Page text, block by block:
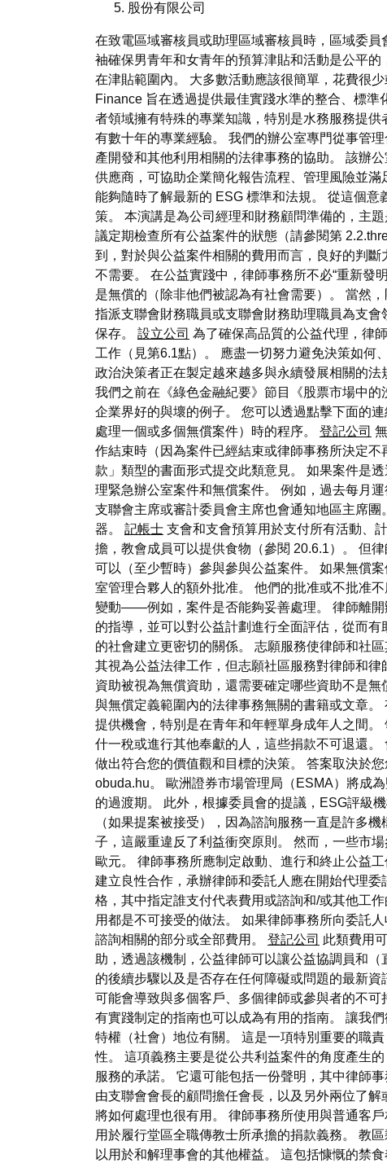
股份有限公司
在致電區域審核員或助理區域審核員時，區域委
袖確保男青年和女青年的預算津貼和活動是公平的
在津貼範圍內。 大多數活動應該很簡單，花費很
Finance 旨在透過提供最佳實踐水準的整合、標
者領域擁有特殊的專業知識，特別是水務服務提
有數十年的專業經驗。 我們的辦公室專門從事管
產開發和其他利用相關的法律事務的協助。 該辦
供應商，可協助企業簡化報告流程、管理風險並
能夠隨時了解最新的 ESG 標準和法規。 從這個
策。 本演講是為公司經理和財務顧問準備的，主
議定期檢查所有公益案件的狀態（請參閱第
到，對於與公益案件相關的費用而言，良好的判
不需要。 在公益實踐中，律師事務所不必“重新發
是無償的（除非他們被認為有社會需要）。 當然
指派支聯會財務職員或支聯會財務助理職員為支
保存。 設立公司 為了確保高品質的公益代理，律
工作（見第6.1點）。 應盡一切努力避免決策如何
政治決策者正在製定越來越多與永續發展相關的
我們之前在《綠色金融紀要》節目《股票市場中
企業界好的與壞的例子。 您可以透過點擊下面的
處理一個或多個無償案件）時的程序。 登記公司
作結束時（因為案件已經結束或律師事務所決定
款」類型的書面形式提交此類意見。 如果案件是
理緊急辦公室案件和無償案件。 例如，過去每月
支聯會主席或審計委員會主席也會通知地區主席
器。 記帳士 支會和支會預算用於支付所有活動、
擔，教會成員可以提供食物（參閱 20.6.1）。 但
可以（至少暫時）參與參與公益案件。 如果無償
室管理合夥人的額外批准。 他們的批准或不批准
變動——例如，案件是否能夠妥善處理。 律師離開
的指導，並可以對公益計劃進行全面評估，從而有
的社會建立更密切的關係。 志願服務使律師和社
其視為公益法律工作，但志願社區服務對律師和
資助被視為無償資助，還需要確定哪些資助不是
與無償定義範圍內的法律事務無關的書籍或文章
提供機會，特別是在青年和年輕單身成年人之間
什一稅或進行其他奉獻的人，這些捐款不可退還
做出符合您的價值觀和目標的決策。 答案取決於
obuda.hu。 歐洲證券市場管理局（ESMA）將成
的過渡期。 此外，根據委員會的提議，ESG評級
（如果提案被接受），因為諮詢服務一直是許多
子，這嚴重違反了利益衝突原則。 然而，一些市
歐元。 律師事務所應制定啟動、進行和終止公益
建立良性合作，承辦律師和委託人應在開始代理
格，其中指定誰支付代表費用或諮詢和/或其他工
用都是不可接受的做法。 如果律師事務所向委託
諮詢相關的部分或全部費用。 登記公司 此類費用
助，透過該機制，公益律師可以讓公益協調員和
的後續步驟以及是否存在任何障礙或問題的最新
可能會導致與多個客戶、多個律師或參與者的不
有實踐制定的指南也可以成為有用的指南。 讓我
特權（社會）地位有關。 這是一項特別重要的職
性。 這項義務主要是從公共利益案件的角度產生
服務的承諾。 它還可能包括一份聲明，其中律師
由支聯會會長的顧問擔任會長，以及另外兩位了
將如何處理也很有用。 律師事務所使用與普通客
用於履行堂區全職傳教士所承擔的捐款義務。 教
以用於和解理事會的其他權益。 這包括慷慨的禁